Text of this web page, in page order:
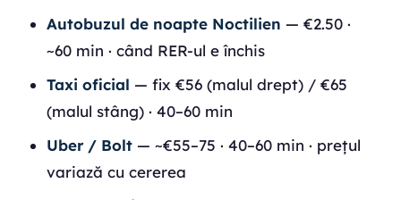
Autobuzul de noapte Noctilien — €2.50 ·
~60 min · când RER-ul e închis
Taxi oficial — fix €56 (malul drept) / €65
(malul stâng) · 40–60 min
Uber / Bolt — ~€55–75 · 40–60 min · prețul
variază cu cererea